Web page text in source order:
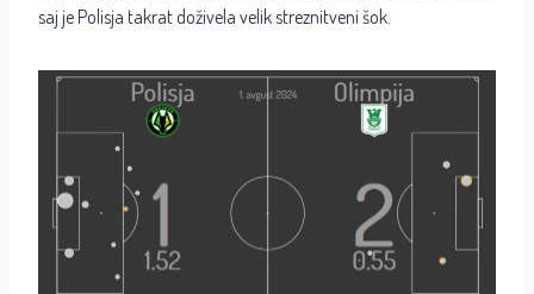
saj je Polisja takrat doživela velik streznitveni šok.